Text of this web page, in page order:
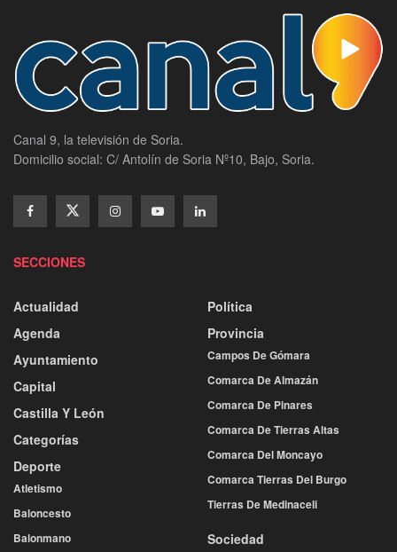
Canal 9, la televisión de Soria.
Domicilio social: C/ Antolín de Soria Nº10, Bajo, Soria.
SECCIONES
Actualidad
Agenda
Ayuntamiento
Capital
Castilla Y León
Categorías
Deporte
Atletismo
Baloncesto
Balonmano
Política
Provincia
Campos De Gómara
Comarca De Almazán
Comarca De Pinares
Comarca De Tierras Altas
Comarca Del Moncayo
Comarca Tierras Del Burgo
Tierras De Medinaceli
Sociedad